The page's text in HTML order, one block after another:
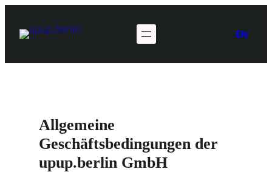
Inhalt
springen
EN
Allgemeine
Geschäftsbedingungen der
upup.berlin GmbH